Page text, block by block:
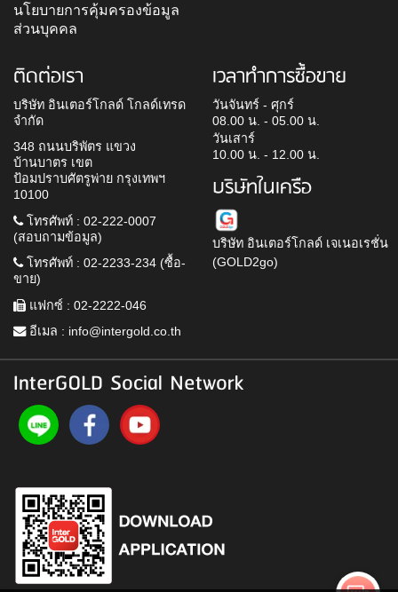
นโยบายการคุ้มครองข้อมูล
ส่วนบุคคล
ติดต่อเรา
บริษัท อินเตอร์โกลด์ โกลด์เทรด
จำกัด
348 ถนนบริพัตร แขวง
บ้านบาตร เขต
ป้อมปราบศัตรูพ่าย กรุงเทพฯ
10100
โทรศัพท์ : 02-222-0007
(สอบถามข้อมูล)
โทรศัพท์ : 02-2233-234 (ซื้อ-
ขาย)
แฟกซ์ : 02-2222-046
อีเมล : info@intergold.co.th
เวลาทำการซื้อขาย
วันจันทร์ - ศุกร์
08.00 น. - 05.00 น.
วันเสาร์
10.00 น. - 12.00 น.
บริษัทในเครือ
บริษัท อินเตอร์โกลด์ เจเนอเรชั่น
(GOLD2go)
InterGOLD Social Network